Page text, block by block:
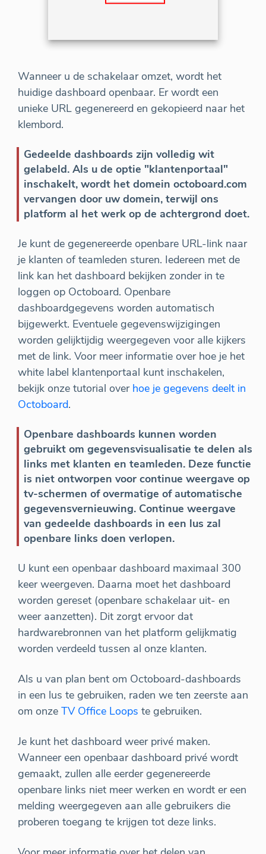
Wanneer u de schakelaar omzet, wordt het
huidige dashboard openbaar. Er wordt een
unieke URL gegenereerd en gekopieerd naar het
klembord.
Gedeelde dashboards zijn volledig wit
gelabeld. Als u de optie "klantenportaal"
inschakelt, wordt het domein octoboard.com
vervangen door uw domein, terwijl ons
platform al het werk op de achtergrond doet.
Je kunt de gegenereerde openbare URL-link naar
je klanten of teamleden sturen. Iedereen met de
link kan het dashboard bekijken zonder in te
loggen op Octoboard. Openbare
dashboardgegevens worden automatisch
bijgewerkt. Eventuele gegevenswijzigingen
worden gelijktijdig weergegeven voor alle kijkers
met de link. Voor meer informatie over hoe je het
white label klantenportaal kunt inschakelen,
bekijk onze tutorial over hoe je gegevens deelt in
Octoboard.
Openbare dashboards kunnen worden
gebruikt om gegevensvisualisatie te delen als
links met klanten en teamleden. Deze functie
is niet ontworpen voor continue weergave op
tv-schermen of overmatige of automatische
gegevensvernieuwing. Continue weergave
van gedeelde dashboards in een lus zal
openbare links doen verlopen.
U kunt een openbaar dashboard maximaal 300
keer weergeven. Daarna moet het dashboard
worden gereset (openbare schakelaar uit- en
weer aanzetten). Dit zorgt ervoor dat
hardwarebronnen van het platform gelijkmatig
worden verdeeld tussen al onze klanten.
Als u van plan bent om Octoboard-dashboards
in een lus te gebruiken, raden we ten zeerste aan
om onze TV Office Loops te gebruiken.
Je kunt het dashboard weer privé maken.
Wanneer een openbaar dashboard privé wordt
gemaakt, zullen alle eerder gegenereerde
openbare links niet meer werken en wordt er een
melding weergegeven aan alle gebruikers die
proberen toegang te krijgen tot deze links.